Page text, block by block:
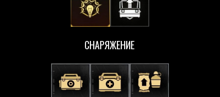
СНАРЯЖЕНИЕ